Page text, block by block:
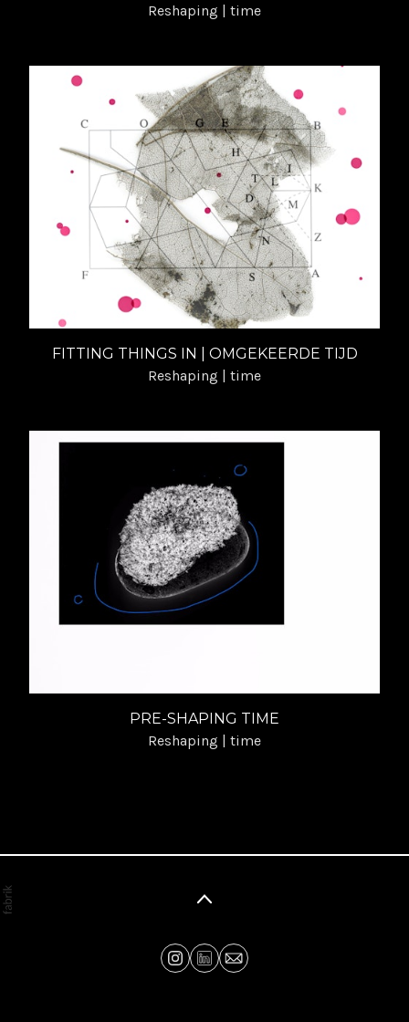
Reshaping | time
FITTING THINGS IN | OMGEKEERDE TIJD
Reshaping | time
PRE-SHAPING TIME
Reshaping | time